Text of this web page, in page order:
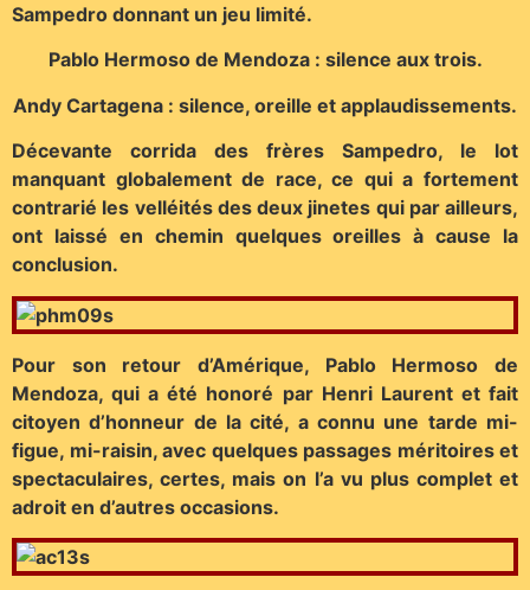
Sampedro donnant un jeu limité.
Pablo Hermoso de Mendoza : silence aux trois.
Andy Cartagena : silence, oreille et applaudissements.
Décevante corrida des frères Sampedro, le lot
manquant globalement de race, ce qui a fortement
contrarié les velléités des deux jinetes qui par ailleurs,
ont laissé en chemin quelques oreilles à cause la
conclusion.
Pour son retour d’Amérique, Pablo Hermoso de
Mendoza, qui a été honoré par Henri Laurent et fait
citoyen d’honneur de la cité, a connu une tarde mi-
figue, mi-raisin, avec quelques passages méritoires et
spectaculaires, certes, mais on l’a vu plus complet et
adroit en d’autres occasions.